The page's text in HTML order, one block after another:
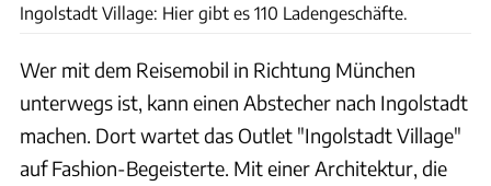
Ingolstadt Village: Hier gibt es 110 Ladengeschäfte.
Wer mit dem Reisemobil in Richtung München
unterwegs ist, kann einen Abstecher nach Ingolstadt
machen. Dort wartet das Outlet "Ingolstadt Village"
auf Fashion-Begeisterte. Mit einer Architektur, die